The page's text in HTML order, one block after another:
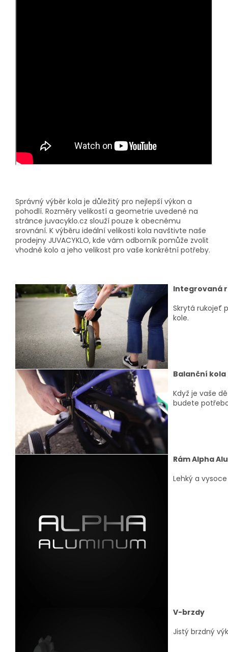
Správný výběr kola je důležitý pro nejlepší výkon a
pohodlí. Rozměry velikostí a geometrie uvedené na
stránce juvacyklo.cz slouží pouze k obecnému
srovnání. K výběru ideální velikosti kola navštivte naše
prodejny JUVACYKLO, kde vám odborník pomůže zvolit
vhodné kolo a jeho velikost pro vaše konkrétní potřeby.
Integrovaná
Skrytá rukojeť
kole.
Balanční
Když je vaše
budete
Rám Alpha
Lehký a
V-brzdy
Jistý brzdný